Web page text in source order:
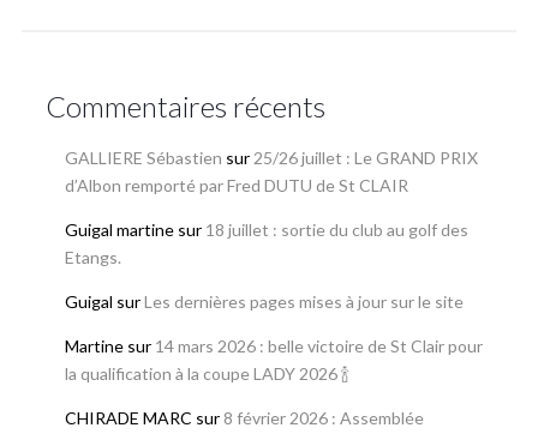
Commentaires récents
GALLIERE Sébastien sur 25/26 juillet : Le GRAND PRIX
d’Albon remporté par Fred DUTU de St CLAIR
Guigal martinesur 18 juillet : sortie du club au golf des
Etangs.
Guigal surLes dernières pages mises à jour sur le site
Martinesur 14 mars 2026 : belle victoire de St Clair pour
la qualification à la coupe LADY 2026 🍾
CHIRADE MARC sur 8 février 2026 : Assemblée